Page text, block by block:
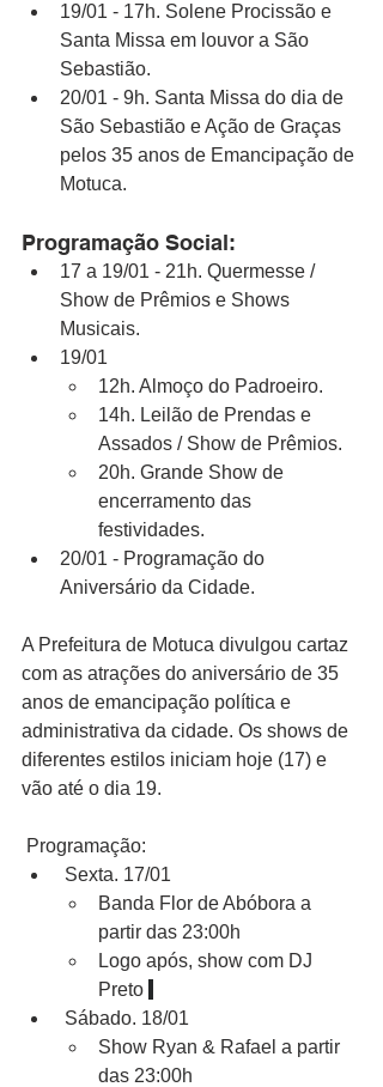
19/01 - 17h. Solene Procissão e
Santa Missa em louvor a São
Sebastião.
20/01 - 9h. Santa Missa do dia de
São Sebastião e Ação de Graças
pelos 35 anos de Emancipação de
Motuca.
Programação Social:
17 a 19/01 - 21h. Quermesse /
Show de Prêmios e Shows
Musicais.
19/01
12h. Almoço do Padroeiro.
14h. Leilão de Prendas e
Assados / Show de Prêmios.
20h. Grande Show de
encerramento das
festividades.
20/01 - Programação do
Aniversário da Cidade.
A Prefeitura de Motuca divulgou cartaz
com as atrações do aniversário de 35
anos de emancipação política e
administrativa da cidade. Os shows de
diferentes estilos iniciam hoje (17) e
vão até o dia 19.
Programação:
Sexta. 17/01
Banda Flor de Abóbora a
partir das 23:00h
Logo após, show com DJ
Preto
Sábado. 18/01
Show Ryan & Rafael a partir
das 23:00h